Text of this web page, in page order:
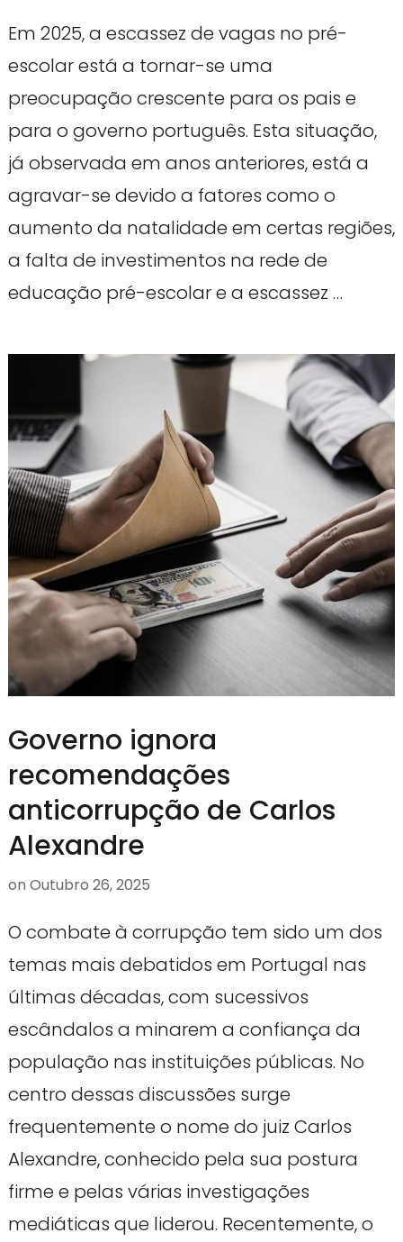
Em 2025, a escassez de vagas no pré-
escolar está a tornar-se uma
preocupação crescente para os pais e
para o governo português. Esta situação,
já observada em anos anteriores, está a
agravar-se devido a fatores como o
aumento da natalidade em certas regiões,
a falta de investimentos na rede de
educação pré-escolar e a escassez …
Governo ignora
recomendações
anticorrupção de Carlos
Alexandre
on Outubro 26, 2025
O combate à corrupção tem sido um dos
temas mais debatidos em Portugal nas
últimas décadas, com sucessivos
escândalos a minarem a confiança da
população nas instituições públicas. No
centro dessas discussões surge
frequentemente o nome do juiz Carlos
Alexandre, conhecido pela sua postura
firme e pelas várias investigações
mediáticas que liderou. Recentemente, o